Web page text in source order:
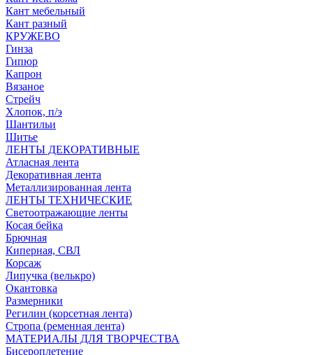
Кант мебельный
Кант разный
КРУЖЕВО
Гинза
Гипюр
Капрон
Вязаное
Стрейч
Хлопок, п/э
Шантильи
Шитье
ЛЕНТЫ ДЕКОРАТИВНЫЕ
Атласная лента
Декоративная лента
Металлизированная лента
ЛЕНТЫ ТЕХНИЧЕСКИЕ
Светоотражающие ленты
Косая бейка
Брючная
Киперная, СВЛ
Корсаж
Липучка (велькро)
Окантовка
Размерники
Регилин (корсетная лента)
Стропа (ременная лента)
МАТЕРИАЛЫ ДЛЯ ТВОРЧЕСТВА
Бисероплетение